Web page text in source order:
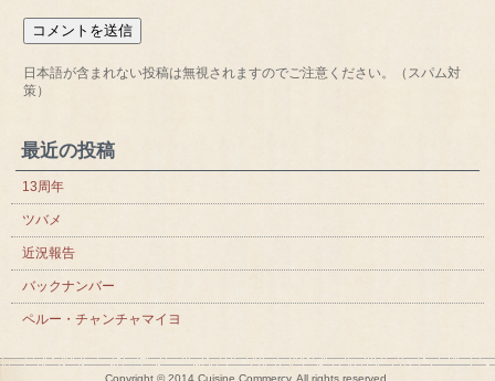
日本語が含まれない投稿は無視されますのでご注意ください。（スパム対
策）
最近の投稿
13周年
ツバメ
近況報告
バックナンバー
ペルー・チャンチャマイヨ
Copyright © 2014 Cuisine Commercy, All rights reserved.